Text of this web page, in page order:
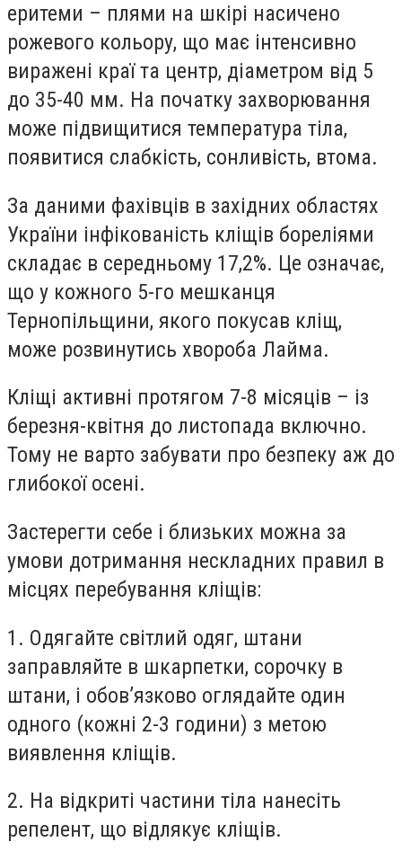
еритеми – плями на шкірі насичено
рожевого кольору, що має інтенсивно
виражені краї та центр, діаметром від 5
до 35-40 мм. На початку захворювання
може підвищитися температура тіла,
появитися слабкість, сонливість, втома.
За даними фахівців в західних областях
України інфікованість кліщів бореліями
складає в середньому 17,2%. Це означає,
що у кожного 5-го мешканця
Тернопільщини, якого покусав кліщ,
може розвинутись хвороба Лайма.
Кліщі активні протягом 7-8 місяців – із
березня-квітня до листопада включно.
Тому не варто забувати про безпеку аж до
глибокої осені.
Застерегти себе і близьких можна за
умови дотримання нескладних правил в
місцях перебування кліщів:
1. Одягайте світлий одяг, штани
заправляйте в шкарпетки, сорочку в
штани, і обов’язково оглядайте один
одного (кожні 2-3 години) з метою
виявлення кліщів.
2. На відкриті частини тіла нанесіть
репелент, що відлякує кліщів.